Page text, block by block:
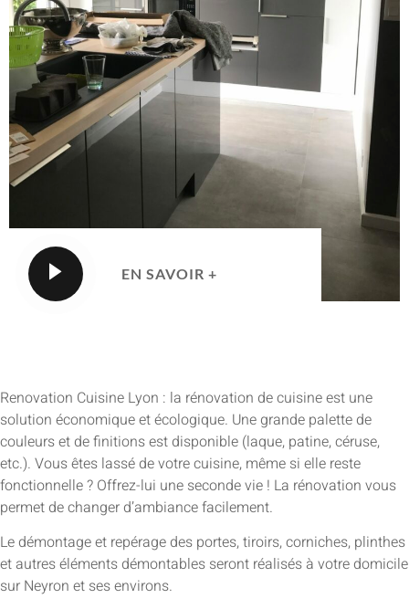
EN SAVOIR +
Renovation Cuisine Lyon : la rénovation de cuisine est une
solution économique et écologique. Une grande palette de
couleurs et de finitions est disponible (laque, patine, céruse,
etc.). Vous êtes lassé de votre cuisine, même si elle reste
fonctionnelle ? Offrez-lui une seconde vie ! La rénovation vous
permet de changer d’ambiance facilement.
Le démontage et repérage des portes, tiroirs, corniches, plinthes
et autres éléments démontables seront réalisés à votre domicile
sur Neyron et ses environs.